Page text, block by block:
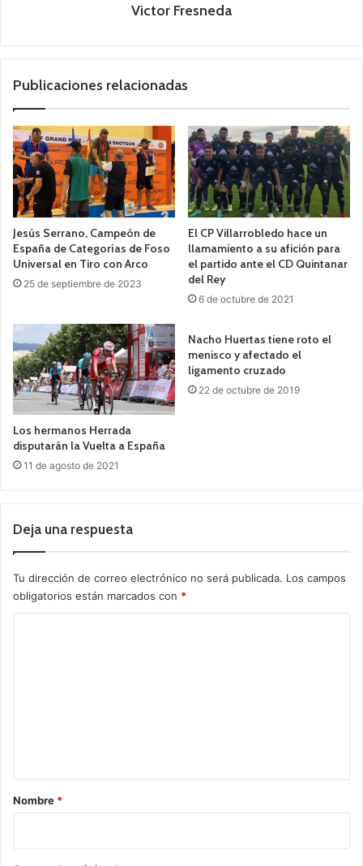
Victor Fresneda
Publicaciones relacionadas
Jesús Serrano, Campeón de
España de Categorías de Foso
Universal en Tiro con Arco
25 de septiembre de 2023
El CP Villarrobledo hace un
llamamiento a su afición para
el partido ante el CD Quintanar
del Rey
6 de octubre de 2021
Los hermanos Herrada
disputarán la Vuelta a España
11 de agosto de 2021
Nacho Huertas tiene roto el
menisco y afectado el
ligamento cruzado
22 de octubre de 2019
Deja una respuesta
Tu dirección de correo electrónico no será publicada. Los campos
obligatorios están marcados con *
r
Nombre *